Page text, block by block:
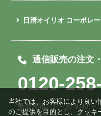
日清オイリオ コーポレ
通信販売の注文
0120-
受付時間／月～金 9:00 ～
当社では、お客様により良い
のご提供を目的とし、クッキ